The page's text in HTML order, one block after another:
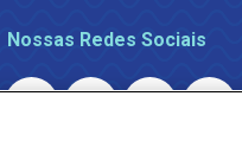
Nossas Redes Sociais